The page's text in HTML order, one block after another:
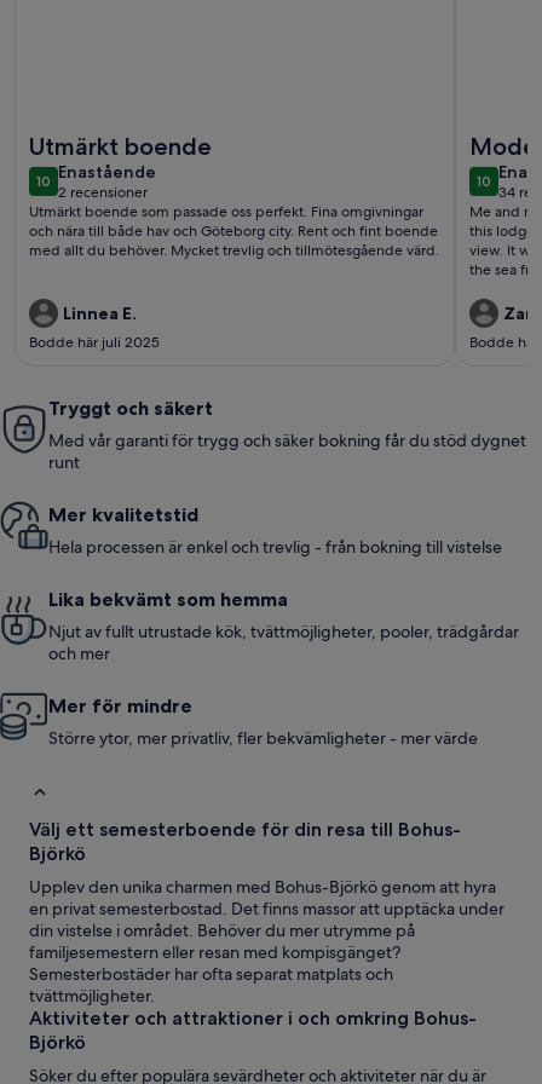
Utmärkt boende
1010 av 10
Enastående
enastående
2 recensioner
(2 recensioner)
Utmärkt boende som passade oss perfekt. Fina omgivningar
och nära till både hav och Göteborg city. Rent och fint boende
med allt du behöver. Mycket trevlig och tillmötesgående värd.
Linnea E.
Bodde här juli 2025
west
1010 av 10
34
(34
Me and
this lodge.
view. It
the sea
especially
guests
wanted to
Bodde
Tryggt och säkert
Med vår garanti för trygg och säker bokning får du stöd dygnet
runt
Mer kvalitetstid
Hela processen är enkel och trevlig - från bokning till vistelse
Lika bekvämt som hemma
Njut av fullt utrustade kök, tvättmöjligheter, pooler, trädgårdar
och mer
Mer för mindre
Större ytor, mer privatliv, fler bekvämligheter - mer värde
Välj ett semesterboende för din resa till Bohus-
Björkö
Upplev den unika charmen med Bohus-Björkö genom att hyra
en privat semesterbostad. Det finns massor att upptäcka under
din vistelse i området. Behöver du mer utrymme på
familjesemestern eller resan med kompisgänget?
Semesterbostäder har ofta separat matplats och
tvättmöjligheter.
Aktiviteter och attraktioner i och omkring Bohus-
Björkö
Söker du efter populära sevärdheter och aktiviteter när du är